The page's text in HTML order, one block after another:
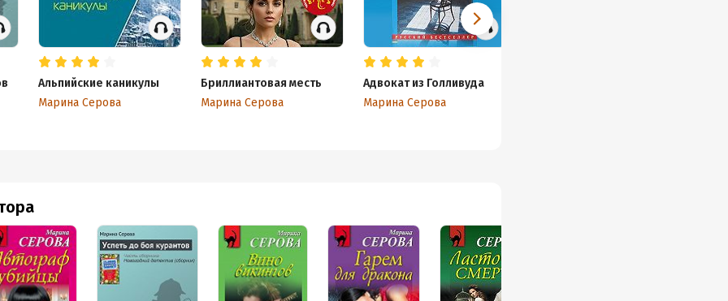
Альпийские каникулы
Марина Серова
Бриллиантовая месть
Марина Серова
Адвокат из Голливуда
Марина Серова